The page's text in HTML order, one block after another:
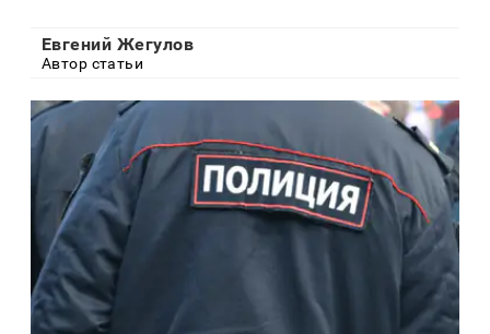
Евгений Жегулов
Автор статьи